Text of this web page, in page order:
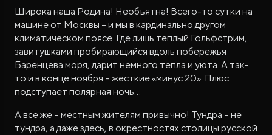
Широка наша Родина! Необъятна! Всего-то сутки на
машине от Москвы – и мы в кардинально другом
климатическом поясе. Где лишь теплый Гольфстрим,
завитушками пробирающийся вдоль побережья
Баренцева моря, дарит немного тепла и уюта. А так-
то и в конце ноября – жесткие «минус 20». Плюс
подступает полярная ночь…
А все же – местным жителям привычно! Тундра – не
тундра, а даже здесь, в окрестностях столицы русской